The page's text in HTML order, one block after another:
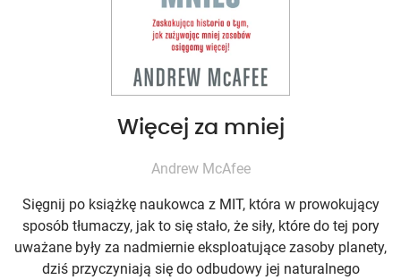
Więcej za mniej
Andrew McAfee
Sięgnij po książkę naukowca z MIT, która w prowokujący
sposób tłumaczy, jak to się stało, że siły, które do tej pory
uważane były za nadmiernie eksploatujące zasoby planety,
dziś przyczyniają się do odbudowy jej naturalnego